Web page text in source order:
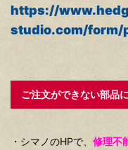
https://
studio.com/form/
ご注文ができない部品
・シマノのHPで、 修理不